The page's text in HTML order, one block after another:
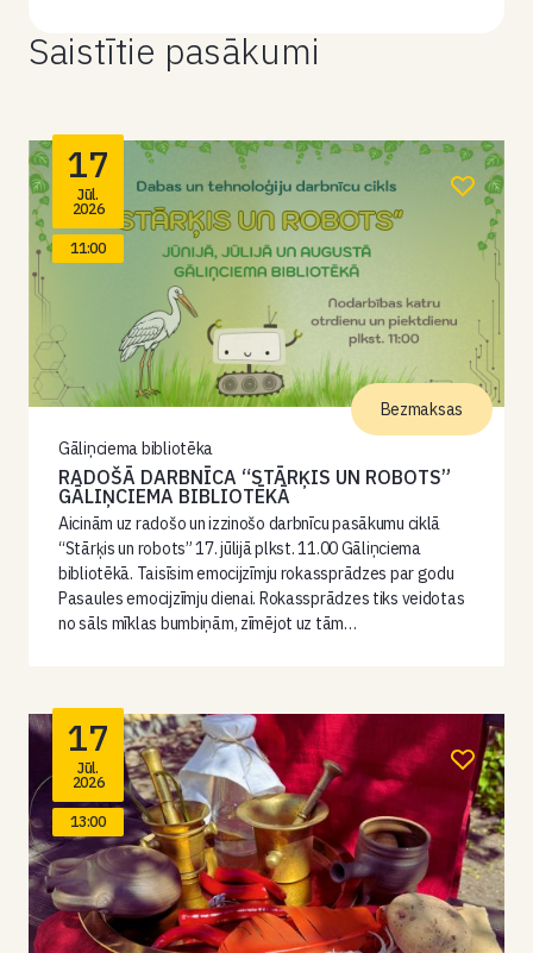
Saistītie pasākumi
17
Jūl.
2026
11:00
Gāliņciema bibliotēka
RADOŠĀ DARBNĪCA “STĀRĶIS UN ROBOTS”
GĀLIŅCIEMA BIBLIOTĒKĀ
Aicinām uz radošo un izzinošo darbnīcu pasākumu ciklā
“Stārķis un robots” 17. jūlijā plkst. 11.00 Gāliņciema
bibliotēkā. Taisīsim emocijzīmju rokassprādzes par godu
Pasaules emocijzīmju dienai. Rokassprādzes tiks veidotas
no sāls mīklas bumbiņām, zīmējot uz tām…
Bezmaksas
17
Jūl.
2026
13:00